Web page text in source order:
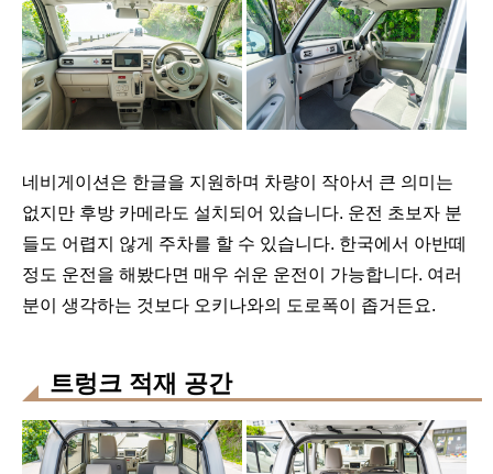
네비게이션은 한글을 지원하며 차량이 작아서 큰 의미는
없지만 후방 카메라도 설치되어 있습니다. 운전 초보자 분
들도 어렵지 않게 주차를 할 수 있습니다. 한국에서 아반떼
정도 운전을 해봤다면 매우 쉬운 운전이 가능합니다. 여러
분이 생각하는 것보다 오키나와의 도로폭이 좁거든요.
트렁크 적재 공간